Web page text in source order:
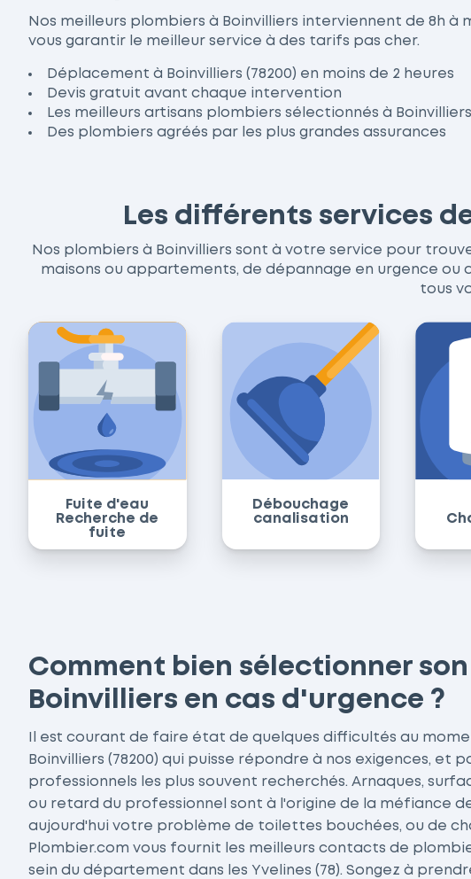
Nos meilleurs plombiers à Boinvilliers interviennent de 8h
vous garantir le meilleur service à des tarifs pas cher.
Déplacement à Boinvilliers (78200) en moins de 2 heures
Devis gratuit avant chaque intervention
Les meilleurs artisans plombiers sélectionnés à Boinvilliers
Des plombiers agréés par les plus grandes assurances
Les différents services
Nos plombiers à Boinvilliers sont à votre service pour
maisons ou appartements, de dépannage en urgence
tous
Fuite d'eau
Recherche de
fuite
Débouchage
canalisation
Comment bien sélectionner
Boinvilliers en cas d'urgence ?
Il est courant de faire état de quelques difficultés au
Boinvilliers (78200) qui puisse répondre à nos exigences, et
professionnels les plus souvent recherchés. Arnaques,
ou retard du professionnel sont à l'origine de la méfiance
aujourd'hui votre problème de toilettes bouchées, ou de
Plombier.com vous fournit les meilleurs contacts de
sein du département dans les Yvelines (78). Songez à